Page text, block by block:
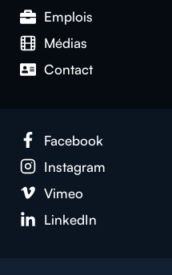
Emplois
Médias
Contact
Facebook
Instagram
Vimeo
LinkedIn